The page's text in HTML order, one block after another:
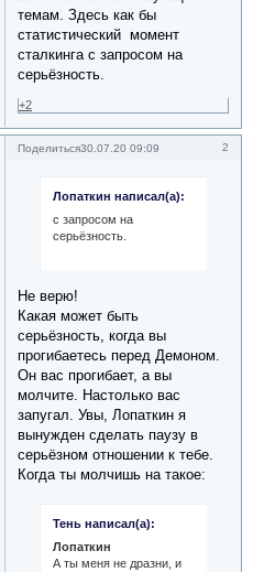
темам. Здесь как бы
статистический момент
сталкинга с запросом на
серьёзность.
+2
Поделиться 2
30.07.20 09:09
Лопаткин написал(а):
с запросом на
серьёзность.
Не верю!
Какая может быть
серьёзность, когда вы
прогибаетесь перед Демоном.
Он вас прогибает, а вы
молчите. Настолько вас
запугал. Увы, Лопаткин я
вынужден сделать паузу в
серьёзном отношении к тебе.
Когда ты молчишь на такое:
Тень написал(а):
Лопаткин
А ты меня не дразни, и